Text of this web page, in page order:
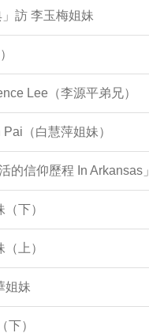
訪 李玉梅姐妹
Lee（李源平弟兄）
（白慧萍姐妹）
信仰歷程 In Arkansas
下）
上）
姐妹
）